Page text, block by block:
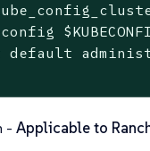
default
- Applicable to